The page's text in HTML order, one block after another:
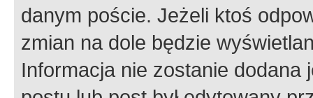
danym poście. Jeżeli ktoś
zmian na dole będzie
Informacja nie zostanie dodana